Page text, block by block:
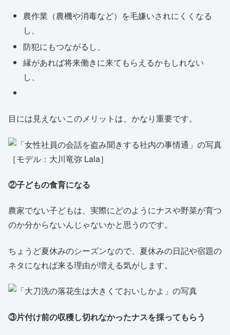
農作業（農機や消毒など）を毛嫌いされにくくなる
し、
防犯にもつながるし、
縁があれば将来働きに来てもらえるかもしれない
し、
目には見えないこのメリットは、かなり重要です。
②子どもの食育になる
農家でない子どもは、実際にどのようにナスや野菜が育つ
のか分からないんじゃないかと思うのです。
ちょうど夏休みのシーズンなので、夏休みの日記や宿題の
ネタになれば来る理由が増える気がします。
③片付け前の収穫し切れなかったナスを採ってもらう